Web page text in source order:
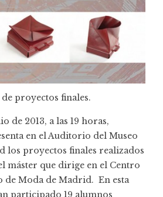
de proyectos finales.
de 2013, a las 19 horas,
en el Auditorio del Museo
los proyectos finales realizados
máster que dirige en el Centro
de Moda de Madrid. En esta
participado 19 alumnos